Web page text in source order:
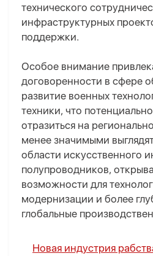
технического
инфраструктурных
поддержки.
Особое внимание
договоренности в сфере
развитие военных
техники, что
отразиться на
менее значимыми
области искусственного
полупроводников,
возможности для
модернизации и более
глобальные
Новая индустрия